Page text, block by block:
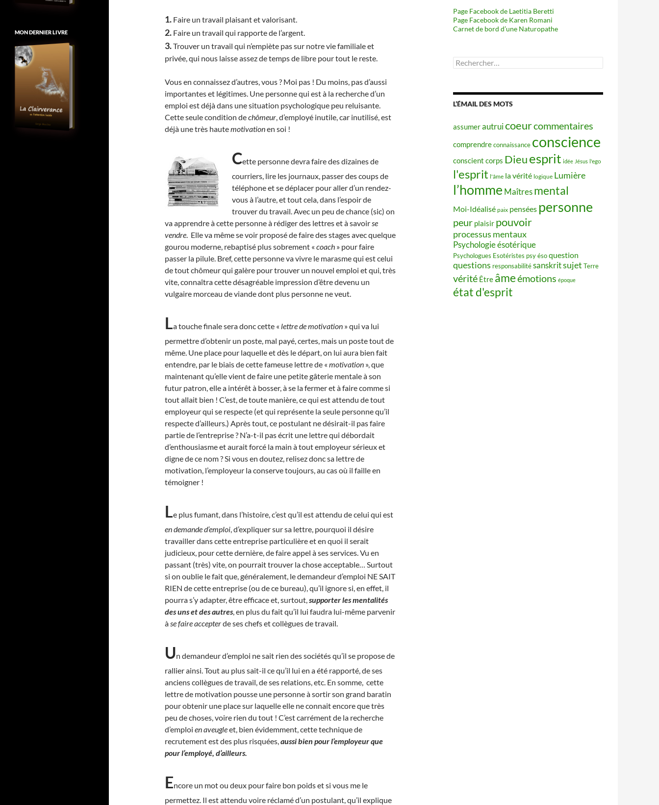
1. Faire un travail plaisant et valorisant.
2. Faire un travail qui rapporte de l’argent.
3.Trouver un travail qui n’empiète pas sur notre vie familiale et
privée, qui nous laisse assez de temps de libre pour tout le reste.
Vous en connaissez d’autres, vous ? Moi pas ! Du moins, pas d’aussi
importantes et légitimes. Une personne qui est à la recherche d’un
emploi est déjà dans une situation psychologique peu reluisante.
Cette seule condition dechômeur, d’employé inutile, car inutilisé, est
déjà une très hautemotivationen soi !
Cette personne devra faire des dizaines de
courriers, lire les journaux, passer des coups de
téléphone et se déplacer pour aller d’un rendez-
vous à l’autre, et tout cela, dans l’espoir de
trouver du travail. Avec un peu de chance (sic) on
va apprendre à cette personne à rédiger des lettres et à savoirse
vendre. Elle va même se voir proposé de faire des stages avec quelque
gourou moderne, rebaptisé plus sobrement « coach » pour faire
passer la pilule. Bref, cette personne va vivre le marasme qui est celui
de tout chômeur qui galère pour trouver un nouvel emploi et qui, très
vite, connaîtra cette désagréable impression d’être devenu un
vulgaire morceau de viande dont plus personne ne veut.
La touche finale sera donc cette « lettre de motivation » qui va lui
permettre d’obtenir un poste, mal payé, certes, mais un poste tout de
même. Une place pour laquelle et dès le départ, on lui aura bien fait
entendre, par le biais de cette fameuse lettre de « motivation », que
maintenant qu’elle vient de faire une petite gâterie mentale à son
futur patron, elle a intérêt à bosser, à se la fermer et à faire comme si
tout allait bien ! C’est, de toute manière, ce qui est attendu de tout
employeur qui se respecte (et qui représente la seule personne qu’il
respecte d’ailleurs.) Après tout, ce postulant ne désirait-il pas faire
partie de l’entreprise ? N’a-t-il pas écrit une lettre qui débordait
d’enthousiasme et aurait forcé la main à tout employeur sérieux et
digne de ce nom ? Si vous en doutez, relisez donc sa lettre de
motivation, l’employeur la conserve toujours, au cas où il faille en
témoigner !
Le plus fumant, dans l’histoire, c’est qu’il est attendu de celui qui est
en demande d’emploi, d’expliquer sur sa lettre, pourquoi il désire
travailler dans cette entreprise particulière et en quoi il serait
judicieux, pour cette dernière, de faire appel à ses services. Vu en
passant (très) vite, on pourrait trouver la chose acceptable… Surtout
si on oublie le fait que, généralement, le demandeur d’emploi NE SAIT
RIEN de cette entreprise (ou de ce bureau), qu’il ignore si, en effet, il
pourra s’y adapter, être efficace et, surtout,supporter les mentalités
des uns et des autres, en plus du fait qu’il lui faudra lui-même parvenir
àse faire accepterde ses chefs et collègues de travail.
Un demandeur d’emploi ne sait rien des sociétés qu’il se propose de
rallier ainsi. Tout au plus sait-il ce qu’il lui en a été rapporté, de ses
anciens collègues de travail, de ses relations, etc. En somme, cette
lettre de motivation pousse une personne à sortir son grand baratin
pour obtenir une place sur laquelle elle ne connait encore que très
peu de choses, voire rien du tout ! C’est carrément de la recherche
d’emploi en aveugleet, bien évidemment, cette technique de
recrutement est des plus risquées,aussi bien pour l’employeur que
pour l’employé, d’ailleurs.
Encore un mot ou deux pour faire bon poids et si vous me le
permettez. Il est attendu voire réclamé d’un postulant, qu’il explique
Page Facebook de Laetitia Beretti
Page Facebook de Karen Romani
Carnet de bord d’une Naturopathe
Rechercher :
L’ÉMAIL DES MOTS
assumerautruicoeurcommentaires
comprendreconnaissance conscience
conscient corps Dieuesprit idée Jésus l'ego
l'esprit l'âme la vérité logique Lumière
l’homme Maîtres mental
Moi-Idéalisé paix pensées personne
peur plaisir pouvoir
processus mentaux
Psychologie ésotérique
Psychologues Esotéristes psy ésoquestion
questions responsabilitésanskritsujet Terre
vérité Être âmeémotions époque
état d'esprit
MON DERNIER LIVRE